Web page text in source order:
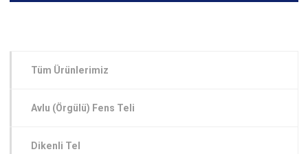
Tüm Ürünlerimiz
Avlu (Örgülü) Fens Teli
Dikenli Tel